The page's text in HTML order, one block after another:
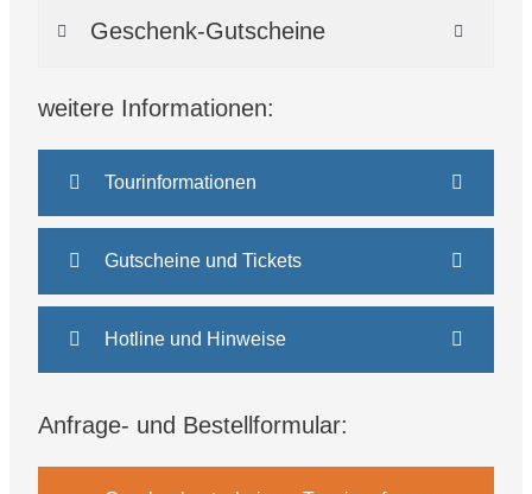
Geschenk-Gutscheine
weitere Informationen:
Tourinformationen
Gutscheine und Tickets
Hotline und Hinweise
Anfrage- und Bestellformular: